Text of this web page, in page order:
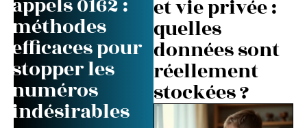
méthodes
efficaces pour
stopper les
numéros
indésirables
et vie privée :
quelles
données sont
réellement
stockées ?